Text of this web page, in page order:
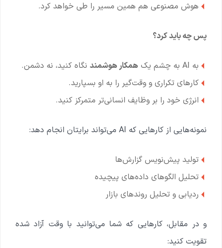
هوش مصنوعی هم همین مسیر را طی خواهد کرد.
پس چه باید کرد؟
به AI به چشم یک همکار هوشمند نگاه کنید، نه دشمن.
کارهای تکراری و وقت‌گیر را به او بسپارید.
انرژی خود را بر وظایف انسانی‌تر متمرکز کنید.
نمونه‌هایی از کارهایی که AI می‌تواند برایتان انجام دهد:
تولید پیش‌نویس گزارش‌ها
تحلیل الگوهای داده‌های پیچیده
ردیابی و تحلیل روندهای بازار
و در مقابل، کارهایی که شما می‌توانید با وقت آزاد شده
تقویت کنید: